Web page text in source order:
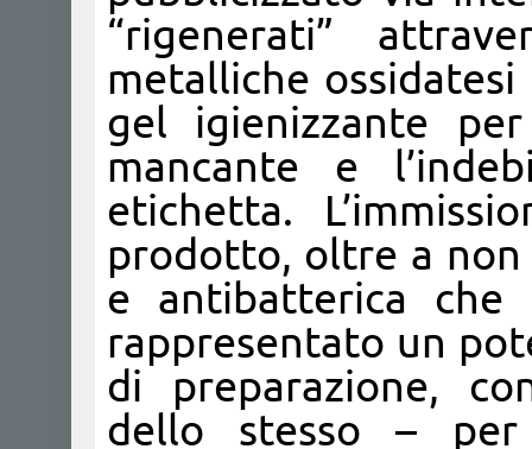
“rigenerati”
metalliche
gel igienizzante
mancante e
etichetta.
prodotto, oltre a
e antibatterica che
rappresentato un
di preparazione,
dello stesso –